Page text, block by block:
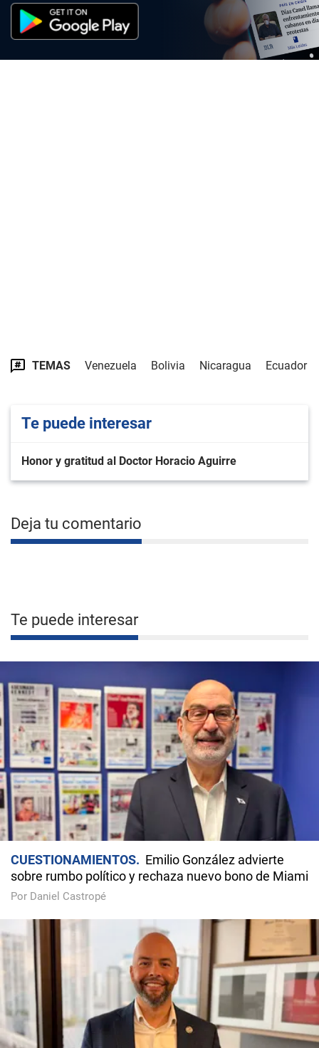
TEMAS Venezuela Bolivia Nicaragua Ecuador
Te puede interesar
Honor y gratitud al Doctor Horacio Aguirre
Deja tu comentario
Te puede interesar
CUESTIONAMIENTOS
Emilio González advierte
sobre rumbo político y rechaza nuevo bono de Miami
Por Daniel Castropé